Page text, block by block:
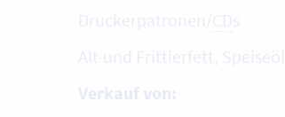
Druckerpatronen/ CDs
Alt-und Frittierfett, Speiseöl
Verkauf von: